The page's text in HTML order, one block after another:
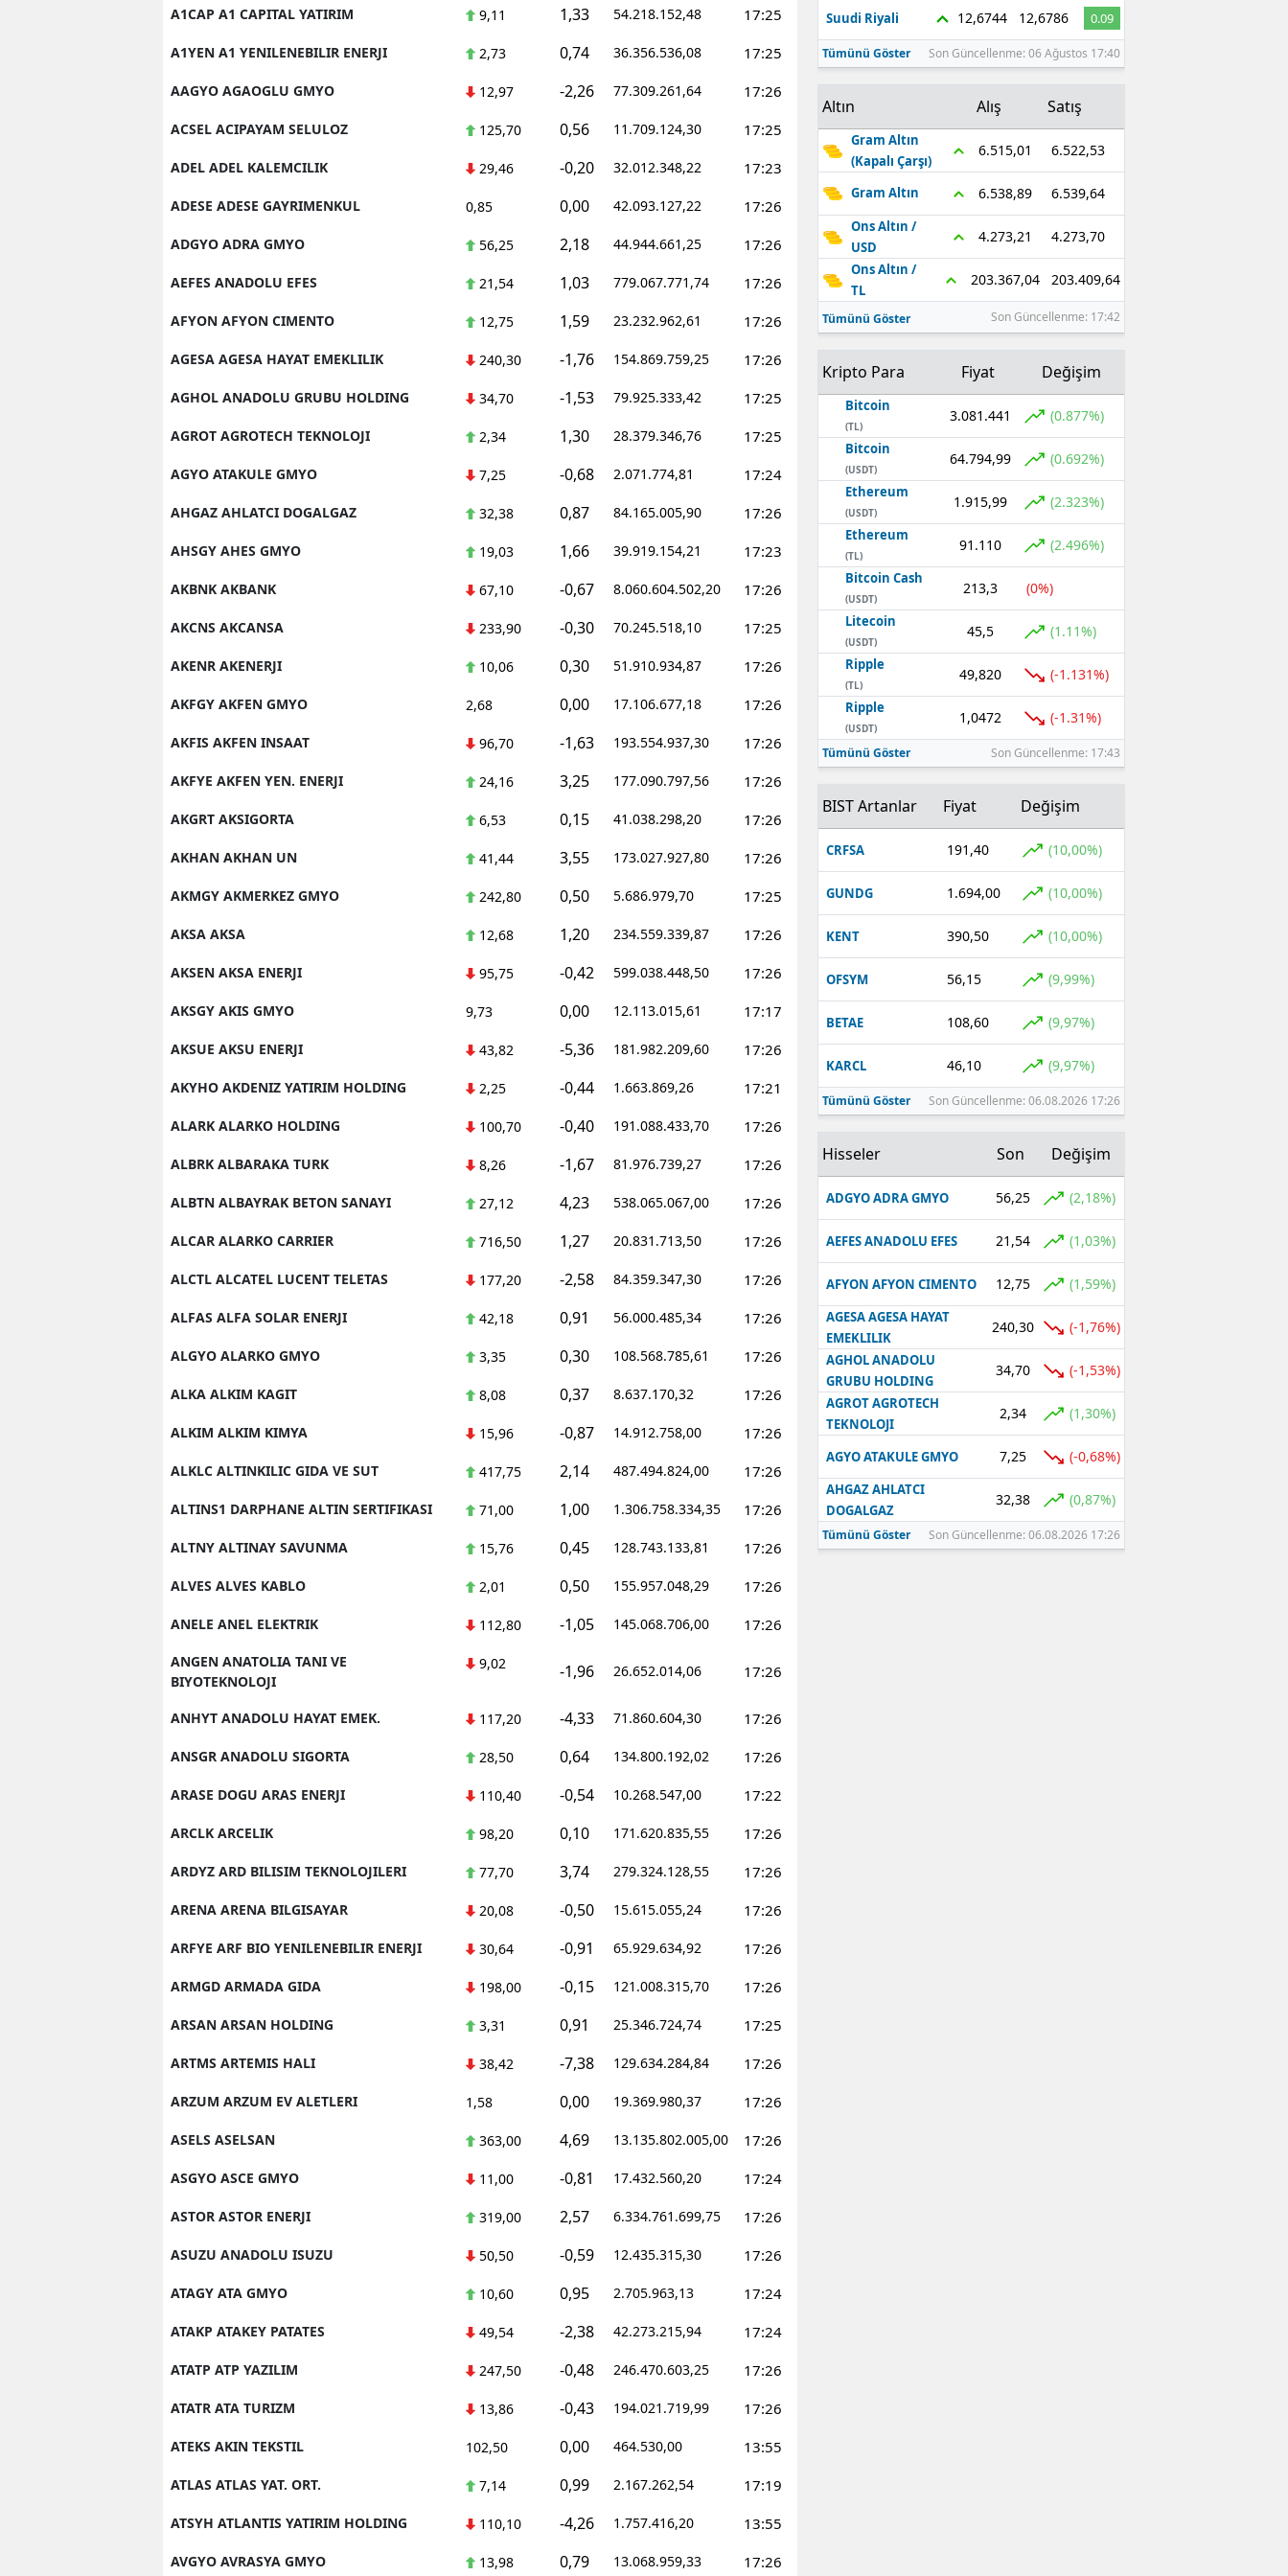
Edirne
Elazığ
Erzincan
Kütahya
Malatya
Manisa
Kahramanmaraş
Mardin
Muğla
Muş
Nevşehir
Niğde
Ordu
Rize
Sakarya
Samsun
Siirt
Sinop
Sivas
Tekirdağ
Tokat
Trabzon
Tunceli
Şanlıurfa
Uşak
Van
Yozgat
Zonguldak
Aksaray
Bayburt
Karaman
Kırıkkale
Batman
Şırnak
Bartın
Ardahan
Iğdır
Yalova
Karabük
Kilis
Osmaniye
Düzce
A1CAP A1 CAPITAL YATIRIM 9,11 1,33 54.218.152,48 17:25
A1YEN A1 YENILENEBILIR ENERJI 2,73 0,74 36.356.536,08 17:25
AAGYO AGAOGLU GMYO 12,97 -2,26 77.309.261,64 17:26
ACSEL ACIPAYAM SELULOZ 125,70 0,56 11.709.124,30 17:25
ADEL ADEL KALEMCILIK 29,46 -0,20 32.012.348,22 17:23
ADESE ADESE GAYRIMENKUL 0,85 0,00 42.093.127,22 17:26
ADGYO ADRA GMYO 56,25 2,18 44.944.661,25 17:26
AEFES ANADOLU EFES 21,54 1,03 779.067.771,74 17:26
AFYON AFYON CIMENTO 12,75 1,59 23.232.962,61 17:26
AGESA AGESA HAYAT EMEKLILIK 240,30 -1,76 154.869.759,25 17:26
AGHOL ANADOLU GRUBU HOLDING 34,70 -1,53 79.925.333,42 17:25
AGROT AGROTECH TEKNOLOJI 2,34 1,30 28.379.346,76 17:25
AGYO ATAKULE GMYO 7,25 -0,68 2.071.774,81 17:24
AHGAZ AHLATCI DOGALGAZ 32,38 0,87 84.165.005,90 17:26
AHSGY AHES GMYO 19,03 1,66 39.919.154,21 17:23
AKBNK AKBANK 67,10 -0,67 8.060.604.502,20 17:26
AKCNS AKCANSA 233,90 -0,30 70.245.518,10 17:25
AKENR AKENERJI 10,06 0,30 51.910.934,87 17:26
AKFGY AKFEN GMYO 2,68 0,00 17.106.677,18 17:26
AKFIS AKFEN INSAAT 96,70 -1,63 193.554.937,30 17:26
AKFYE AKFEN YEN. ENERJI 24,16 3,25 177.090.797,56 17:26
AKGRT AKSIGORTA 6,53 0,15 41.038.298,20 17:26
AKHAN AKHAN UN 41,44 3,55 173.027.927,80 17:26
AKMGY AKMERKEZ GMYO 242,80 0,50 5.686.979,70 17:25
AKSA AKSA 12,68 1,20 234.559.339,87 17:26
AKSEN AKSA ENERJI 95,75 -0,42 599.038.448,50 17:26
AKSGY AKIS GMYO 9,73 0,00 12.113.015,61 17:17
AKSUE AKSU ENERJI 43,82 -5,36 181.982.209,60 17:26
AKYHO AKDENIZ YATIRIM HOLDING 2,25 -0,44 1.663.869,26 17:21
ALARK ALARKO HOLDING 100,70 -0,40 191.088.433,70 17:26
ALBRK ALBARAKA TURK 8,26 -1,67 81.976.739,27 17:26
ALBTN ALBAYRAK BETON SANAYI 27,12 4,23 538.065.067,00 17:26
ALCAR ALARKO CARRIER 716,50 1,27 20.831.713,50 17:26
ALCTL ALCATEL LUCENT TELETAS 177,20 -2,58 84.359.347,30 17:26
ALFAS ALFA SOLAR ENERJI 42,18 0,91 56.000.485,34 17:26
ALGYO ALARKO GMYO 3,35 0,30 108.568.785,61 17:26
ALKA ALKIM KAGIT 8,08 0,37 8.637.170,32 17:26
ALKIM ALKIM KIMYA 15,96 -0,87 14.912.758,00 17:26
ALKLC ALTINKILIC GIDA VE SUT 417,75 2,14 487.494.824,00 17:26
ALTINS1 DARPHANE ALTIN SERTIFIKASI 71,00 1,00 1.306.758.334,35 17:26
ALTNY ALTINAY SAVUNMA 15,76 0,45 128.743.133,81 17:26
ALVES ALVES KABLO 2,01 0,50 155.957.048,29 17:26
ANELE ANEL ELEKTRIK 112,80 -1,05 145.068.706,00 17:26
ANGEN ANATOLIA TANI VE
BIYOTEKNOLOJI
9,02 -1,96 26.652.014,06 17:26
ANHYT ANADOLU HAYAT EMEK. 117,20 -4,33 71.860.604,30 17:26
ANSGR ANADOLU SIGORTA 28,50 0,64 134.800.192,02 17:26
ARASE DOGU ARAS ENERJI 110,40 -0,54 10.268.547,00 17:22
ARCLK ARCELIK 98,20 0,10 171.620.835,55 17:26
ARDYZ ARD BILISIM TEKNOLOJILERI 77,70 3,74 279.324.128,55 17:26
ARENA ARENA BILGISAYAR 20,08 -0,50 15.615.055,24 17:26
ARFYE ARF BIO YENILENEBILIR ENERJI 30,64 -0,91 65.929.634,92 17:26
ARMGD ARMADA GIDA 198,00 -0,15 121.008.315,70 17:26
ARSAN ARSAN HOLDING 3,31 0,91 25.346.724,74 17:25
ARTMS ARTEMIS HALI 38,42 -7,38 129.634.284,84 17:26
ARZUM ARZUM EV ALETLERI 1,58 0,00 19.369.980,37 17:26
ASELS ASELSAN 363,00 4,69 13.135.802.005,00 17:26
ASGYO ASCE GMYO 11,00 -0,81 17.432.560,20 17:24
ASTOR ASTOR ENERJI 319,00 2,57 6.334.761.699,75 17:26
ASUZU ANADOLU ISUZU 50,50 -0,59 12.435.315,30 17:26
ATAGY ATA GMYO 10,60 0,95 2.705.963,13 17:24
ATAKP ATAKEY PATATES 49,54 -2,38 42.273.215,94 17:24
ATATP ATP YAZILIM 247,50 -0,48 246.470.603,25 17:26
ATATR ATA TURIZM 13,86 -0,43 194.021.719,99 17:26
ATEKS AKIN TEKSTIL 102,50 0,00 464.530,00 13:55
ATLAS ATLAS YAT. ORT. 7,14 0,99 2.167.262,54 17:19
ATSYH ATLANTIS YATIRIM HOLDING 110,10 -4,26 1.757.416,20 13:55
AVGYO AVRASYA GMYO 13,98 0,79 13.068.959,33 17:26
Suudi Riyali 12,6744 12,6786 0.09
Tümünü Göster Son Güncellenme: 06 Ağustos 17:40
Altın Alış Satış
Gram Altın
(Kapalı Çarşı)
6.515,01 6.522,53
Gram Altın 6.538,89 6.539,64
Ons Altın /
USD
4.273,21 4.273,70
Ons Altın /
TL
203.367,04 203.409,64
Tümünü Göster Son Güncellenme: 17:42
Kripto Para Fiyat Değişim
Bitcoin
(TL)
3.081.441 (0.877%)
Bitcoin
(USDT)
64.794,99 (0.692%)
Ethereum
(USDT)
1.915,99 (2.323%)
Ethereum
(TL)
91.110 (2.496%)
Bitcoin Cash
(USDT)
213,3 (0%)
Litecoin
(USDT)
45,5 (1.11%)
Ripple
(TL)
49,820 (-1.131%)
Ripple
(USDT)
1,0472 (-1.31%)
Tümünü Göster Son Güncellenme: 17:43
BIST Artanlar Fiyat Değişim
CRFSA 191,40 (10,00%)
GUNDG 1.694,00 (10,00%)
KENT 390,50 (10,00%)
OFSYM 56,15 (9,99%)
BETAE 108,60 (9,97%)
KARCL 46,10 (9,97%)
Tümünü Göster Son Güncellenme: 06.08.2026 17:26
Hisseler Son Değişim
ADGYO ADRA GMYO 56,25 (2,18%)
AEFES ANADOLU EFES 21,54 (1,03%)
AFYON AFYON CIMENTO 12,75 (1,59%)
AGESA AGESA HAYAT
EMEKLILIK
240,30 (-1,76%)
AGHOL ANADOLU
GRUBU HOLDING
34,70 (-1,53%)
AGROT AGROTECH
TEKNOLOJI
2,34 (1,30%)
AGYO ATAKULE GMYO 7,25 (-0,68%)
AHGAZ AHLATCI
DOGALGAZ
32,38 (0,87%)
Tümünü Göster Son Güncellenme: 06.08.2026 17:26